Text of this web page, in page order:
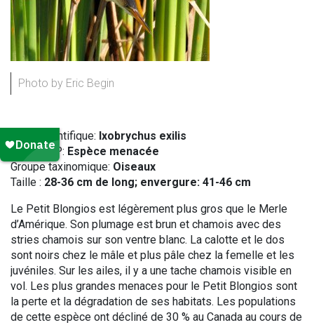
Photo by Eric Begin
Nom scientifique: Ixobrychus exilis
Statut LEP: Espèce menacée
Groupe taxinomique: Oiseaux
Taille : 28-36 cm de long; envergure: 41-46 cm
Le Petit Blongios est légèrement plus gros que le Merle
d’Amérique. Son plumage est brun et chamois avec des
stries chamois sur son ventre blanc. La calotte et le dos
sont noirs chez le mâle et plus pâle chez la femelle et les
juvéniles. Sur les ailes, il y a une tache chamois visible en
vol. Les plus grandes menaces pour le Petit Blongios sont
la perte et la dégradation de ses habitats. Les populations
de cette espèce ont décliné de 30 % au Canada au cours de